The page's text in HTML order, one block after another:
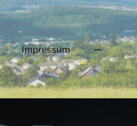
Impressum